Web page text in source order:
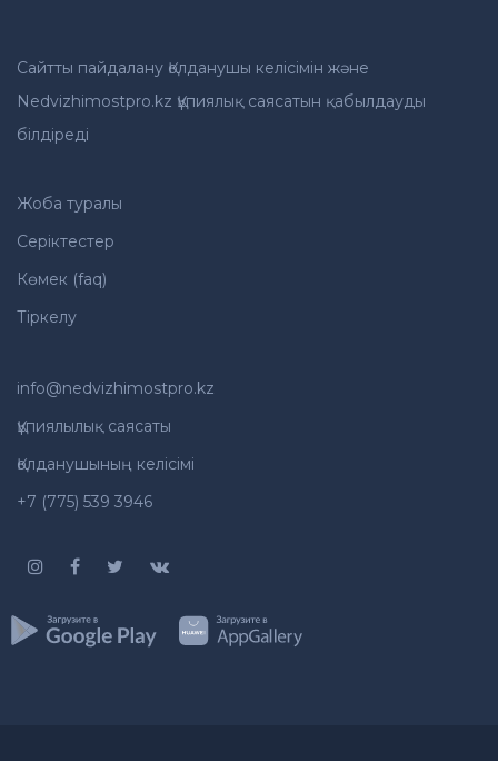
Сайтты пайдалану Қолданушы келісімін және
Nedvizhimostpro.kz Құпиялық саясатын қабылдауды
білдіреді
Жоба туралы
Серіктестер
Көмек (faq)
Тіркелу
info@nedvizhimostpro.kz
Құпиялылық саясаты
Қолданушының келісімі
+7 (775) 539 3946